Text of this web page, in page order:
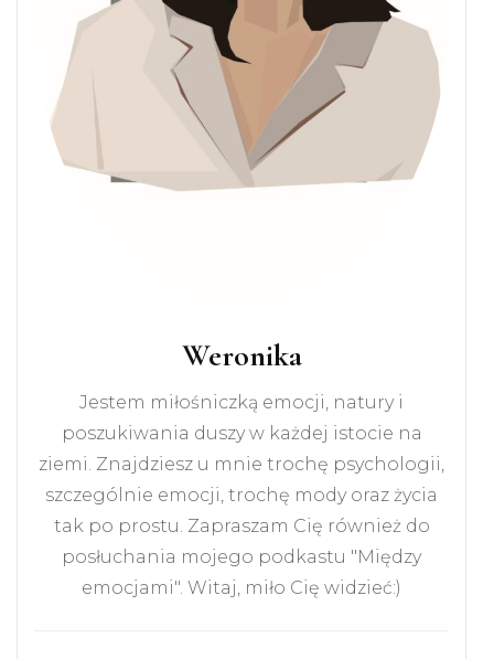
Weronika
Jestem miłośniczką emocji, natury i
poszukiwania duszy w każdej istocie na
ziemi. Znajdziesz u mnie trochę psychologii,
szczególnie emocji, trochę mody oraz życia
tak po prostu. Zapraszam Cię również do
posłuchania mojego podkastu "Między
emocjami". Witaj, miło Cię widzieć:)